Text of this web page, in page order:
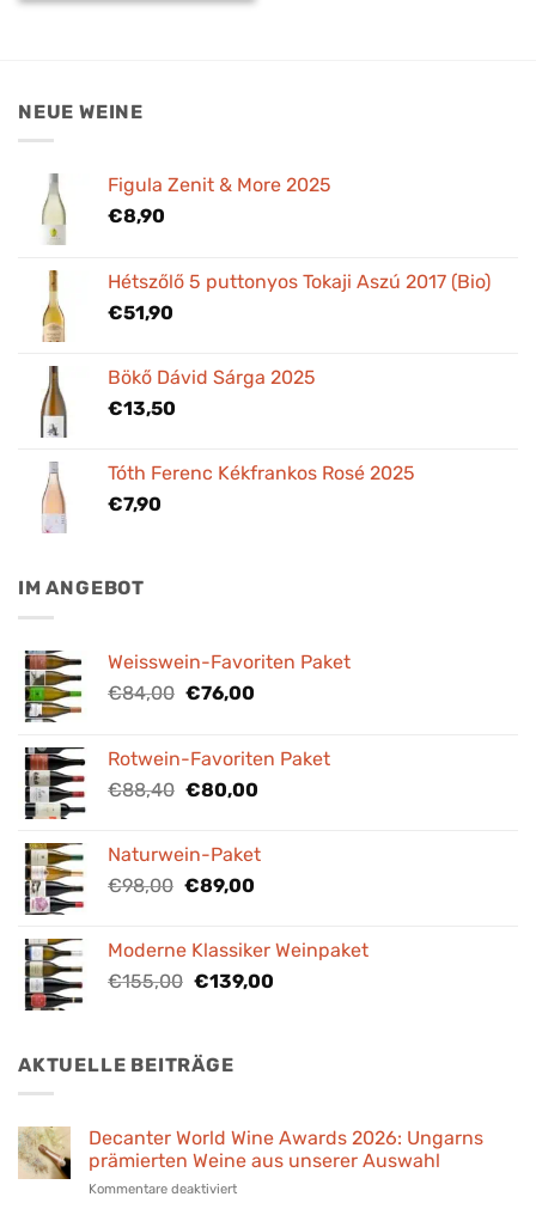
NEUE WEINE
Figula Zenit & More 2025
€8,90
Hétszőlő 5 puttonyos Tokaji Aszú 2017 (Bio)
€51,90
Bökő Dávid Sárga 2025
€13,50
Tóth Ferenc Kékfrankos Rosé 2025
€7,90
IM ANGEBOT
Weisswein-Favoriten Paket
€84,00 Ursprünglicher
€84,00
€76,00Aktueller
€76,00.
Rotwein-Favoriten Paket
€88,40 Ursprünglicher
€88,40
€80,00Aktueller
€80,00.
Naturwein-Paket
€98,00 Ursprünglicher
€98,00
€89,00Aktueller
€89,00.
Moderne Klassiker Weinpaket
€155,00 Ursprünglicher
€155,00
€139,00Aktueller
AKTUELLE BEITRÄGE
Decanter World Wine Awards 2026: Ungarns
prämierten Weine aus unserer Auswahl
Kommentare deaktiviertfür